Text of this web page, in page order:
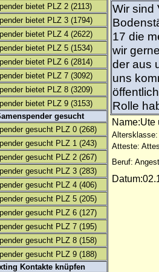
bietet PLZ 2 (2113)
bietet PLZ 3 (1794)
bietet PLZ 4 (2622)
bietet PLZ 5 (1534)
bietet PLZ 6 (2814)
bietet PLZ 7 (3092)
bietet PLZ 8 (3209)
bietet PLZ 9 (3153)
gesucht
gesucht PLZ 0 (268)
gesucht PLZ 1 (243)
gesucht PLZ 2 (267)
gesucht PLZ 3 (283)
gesucht PLZ 4 (406)
gesucht PLZ 5 (205)
gesucht PLZ 6 (127)
gesucht PLZ 7 (195)
gesucht PLZ 8 (158)
gesucht PLZ 9 (188)
Kontakte knüpfen
Wir sind
17 die
wir
der aus
uns
Rolle
Altersklasse:
Atteste:
Beruf: